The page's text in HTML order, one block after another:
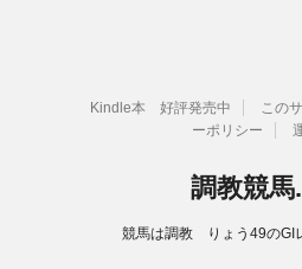
Kindle本 好評発売中 この
ーポリシー
調教競馬
競馬は調教 りょう49のGI